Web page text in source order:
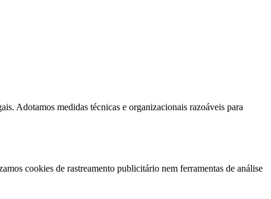
Adotamos medidas técnicas e organizacionais razoáveis para
cookies de rastreamento publicitário nem ferramentas de análise